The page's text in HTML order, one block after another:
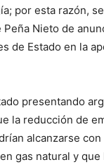
por esta razón,
Nieto de
de Estado en la
presentando
la reducción de
alcanzarse
gas natural y